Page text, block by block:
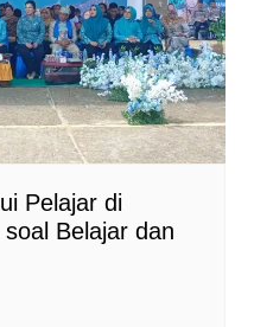
Pelajar di
Belajar dan